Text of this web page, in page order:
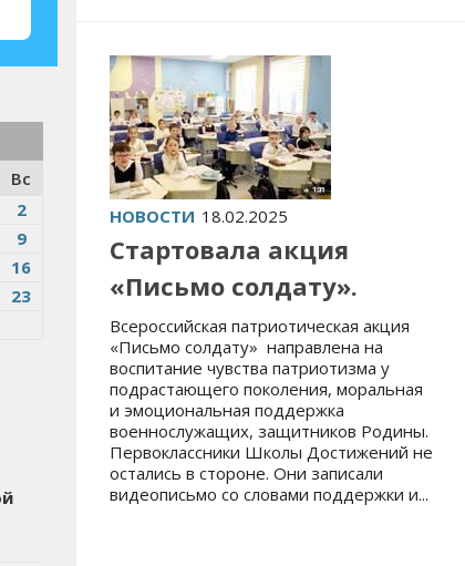
НОВОСТИ 18.02.2025
Стартовала акция
«Письмо солдату».
Всероссийская патриотическая акция
«Письмо солдату» направлена на
воспитание чувства патриотизма у
подрастающего поколения, моральная
и эмоциональная поддержка
военнослужащих, защитников Родины.
Первоклассники Школы Достижений не
остались в стороне. Они записали
видеописьмо со словами поддержки и...
Вс
2
9
16
23